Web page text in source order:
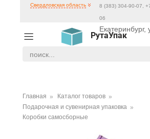
РутаУпак
Свердловская область 8 (383) 304-90-07,
06
Главная
Каталог товаров
Подарочная и сувенирная упаковка
Коробки самосборные